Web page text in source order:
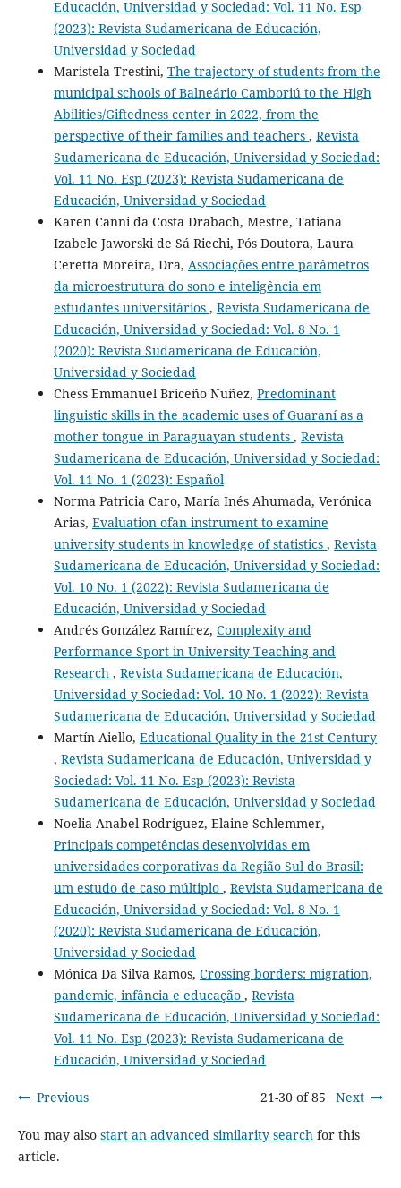
Educación, Universidad y Sociedad: Vol. 11 No. Esp
(2023): Revista Sudamericana de Educación,
Universidad y Sociedad
Maristela Trestini, The trajectory of students from the
municipal schools of Balneário Camboriú to the High
Abilities/Giftedness center in 2022, from the
perspective of their families and teachers , Revista
Sudamericana de Educación, Universidad y Sociedad:
Vol. 11 No. Esp (2023): Revista Sudamericana de
Educación, Universidad y Sociedad
Karen Canni da Costa Drabach, Mestre, Tatiana
Izabele Jaworski de Sá Riechi, Pós Doutora, Laura
Ceretta Moreira, Dra, Associações entre parâmetros
da microestrutura do sono e inteligência em
estudantes universitários , Revista Sudamericana de
Educación, Universidad y Sociedad: Vol. 8 No. 1
(2020): Revista Sudamericana de Educación,
Universidad y Sociedad
Chess Emmanuel Briceño Nuñez, Predominant
linguistic skills in the academic uses of Guaraní as a
mother tongue in Paraguayan students , Revista
Sudamericana de Educación, Universidad y Sociedad:
Vol. 11 No. 1 (2023): Español
Norma Patricia Caro, María Inés Ahumada, Verónica
Arias, Evaluation ofan instrument to examine
university students in knowledge of statistics , Revista
Sudamericana de Educación, Universidad y Sociedad:
Vol. 10 No. 1 (2022): Revista Sudamericana de
Educación, Universidad y Sociedad
Andrés González Ramírez, Complexity and
Performance Sport in University Teaching and
Research , Revista Sudamericana de Educación,
Universidad y Sociedad: Vol. 10 No. 1 (2022): Revista
Sudamericana de Educación, Universidad y Sociedad
Martín Aiello, Educational Quality in the 21st Century
, Revista Sudamericana de Educación, Universidad y
Sociedad: Vol. 11 No. Esp (2023): Revista
Sudamericana de Educación, Universidad y Sociedad
Noelia Anabel Rodríguez, Elaine Schlemmer,
Principais competências desenvolvidas em
universidades corporativas da Região Sul do Brasil:
um estudo de caso múltiplo , Revista Sudamericana de
Educación, Universidad y Sociedad: Vol. 8 No. 1
(2020): Revista Sudamericana de Educación,
Universidad y Sociedad
Mónica Da Silva Ramos, Crossing borders: migration,
pandemic, infância e educação , Revista
Sudamericana de Educación, Universidad y Sociedad:
Vol. 11 No. Esp (2023): Revista Sudamericana de
Educación, Universidad y Sociedad
Previous 21-30 of 85 Next
You may also start an advanced similarity search for this
article.